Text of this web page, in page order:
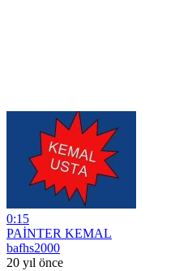
0:15
PAİNTER KEMAL
bafhs2000
20 yıl önce